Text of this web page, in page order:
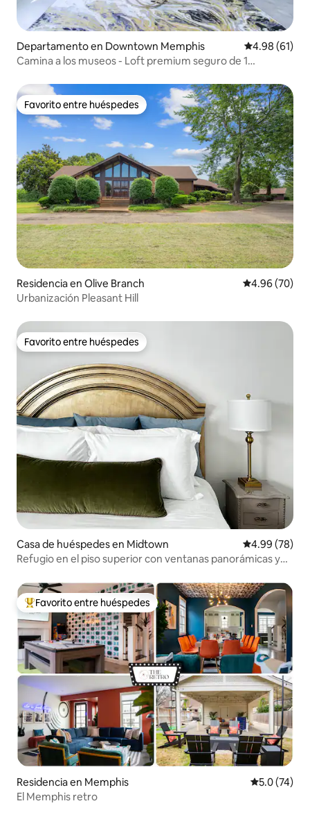
Departamento en Downtown Memphis Calificación
4.98 (61)
Camina a los museos - Loft premium seguro de 1
Favorito entre huéspedes
Favorito entre huéspedes
Residencia en Olive Branch Calificación
4.96 (70)
Urbanización Pleasant Hill
Favorito entre huéspedes
Favorito entre huéspedes
Casa de huéspedes en Midtown Calificación
4.99 (78)
Refugio en el piso superior con ventanas panorámicas y
De los mejores en Favorito entre huéspedes
Favorito entre huéspedes
Residencia en Memphis Calificación
5.0 (74)
El Memphis retro